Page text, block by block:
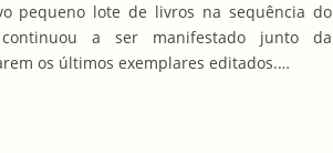
pequeno lote de livros na sequência do
a ser manifestado junto da
os últimos exemplares editados.…